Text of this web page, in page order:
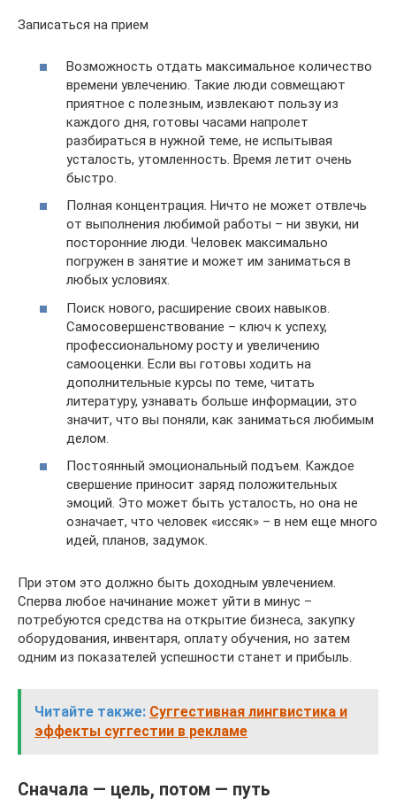
Записаться на прием
Возможность отдать максимальное количество
времени увлечению. Такие люди совмещают
приятное с полезным, извлекают пользу из
каждого дня, готовы часами напролет
разбираться в нужной теме, не испытывая
усталость, утомленность. Время летит очень
быстро.
Полная концентрация. Ничто не может отвлечь
от выполнения любимой работы – ни звуки, ни
посторонние люди. Человек максимально
погружен в занятие и может им заниматься в
любых условиях.
Поиск нового, расширение своих навыков.
Самосовершенствование – ключ к успеху,
профессиональному росту и увеличению
самооценки. Если вы готовы ходить на
дополнительные курсы по теме, читать
литературу, узнавать больше информации, это
значит, что вы поняли, как заниматься любимым
делом.
Постоянный эмоциональный подъем. Каждое
свершение приносит заряд положительных
эмоций. Это может быть усталость, но она не
означает, что человек «иссяк» – в нем еще много
идей, планов, задумок.
При этом это должно быть доходным увлечением.
Сперва любое начинание может уйти в минус –
потребуются средства на открытие бизнеса, закупку
оборудования, инвентаря, оплату обучения, но затем
одним из показателей успешности станет и прибыль.
Читайте также: Суггестивная лингвистика и
эффекты суггестии в рекламе
Сначала — цель, потом — путь